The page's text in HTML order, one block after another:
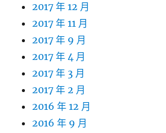
2017 年 12 月
2017 年 11 月
2017 年 9 月
2017 年 4 月
2017 年 3 月
2017 年 2 月
2016 年 12 月
2016 年 9 月